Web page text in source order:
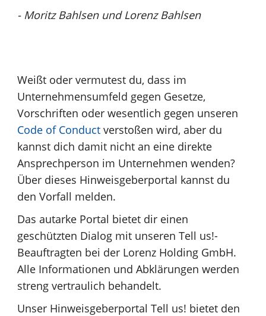
- Moritz Bahlsen und Lorenz Bahlsen
Weißt oder vermutest du, dass im
Unternehmensumfeld gegen Gesetze,
Vorschriften oder wesentlich gegen unseren
Code of Conduct verstoßen wird, aber du
kannst dich damit nicht an eine direkte
Ansprechperson im Unternehmen wenden?
Über dieses Hinweisgeberportal kannst du
den Vorfall melden.
Das autarke Portal bietet dir einen
geschützten Dialog mit unseren Tell us!-
Beauftragten bei der Lorenz Holding GmbH.
Alle Informationen und Abklärungen werden
streng vertraulich behandelt.
Unser Hinweisgeberportal Tell us! bietet den